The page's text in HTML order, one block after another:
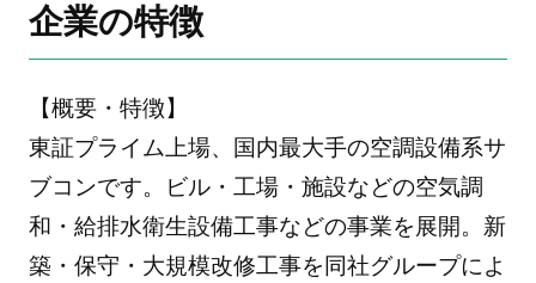
企業の特徴
【概要・特徴】
東証プライム上場、国内最大手の空調設備系サ
ブコンです。ビル・工場・施設などの空気調
和・給排水衛生設備工事などの事業を展開。新
築・保守・大規模改修工事を同社グループによ